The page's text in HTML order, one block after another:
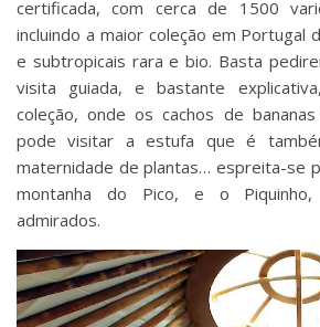
certificada, com cerca de 1500
incluindo a maior coleção em Portugal
e subtropicais rara e bio. Basta
visita guiada, e bastante
coleção, onde os cachos de
pode visitar a estufa que é
maternidade de plantas… espreita-se
montanha do Pico, e o
admirados.